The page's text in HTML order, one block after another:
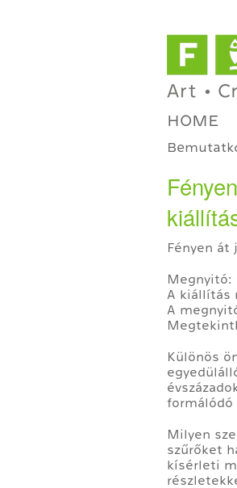
HOME
Fényen
Megnyitó:
A kiállítás
A
Különös
formálódó
Milyen
szűrőket
kísérleti